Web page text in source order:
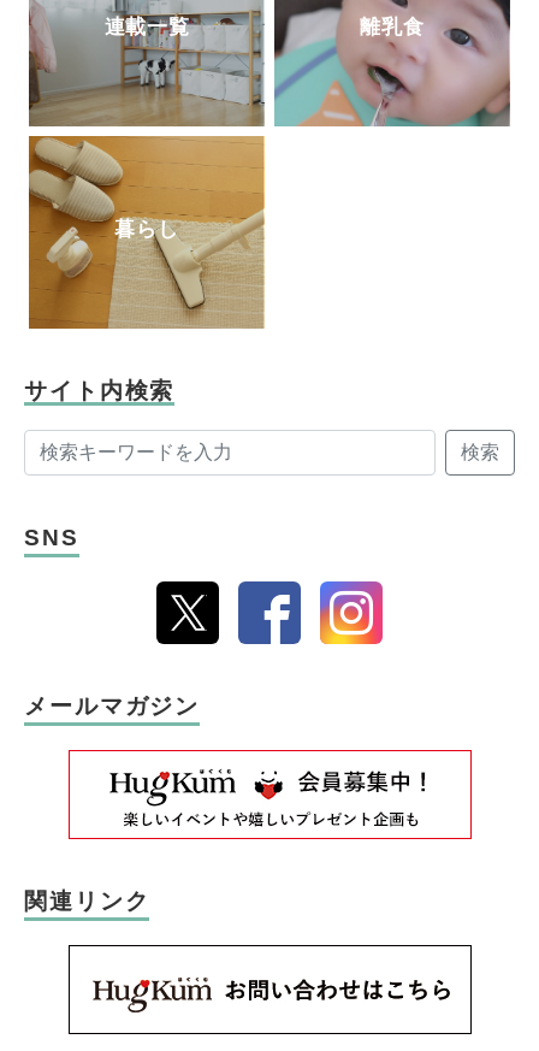
連載一覧 離乳食
暮らし
サイト内検索
検索
SNS
メールマガジン
関連リンク